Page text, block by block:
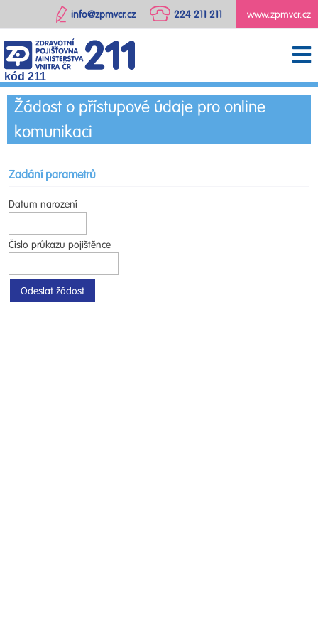
www.zpmvcr.cz
224 211 211
info@zpmvcr.cz
kód 211
Žádost o přístupové údaje pro online
komunikaci
Zadání parametrů
Datum narození
Číslo průkazu pojištěnce